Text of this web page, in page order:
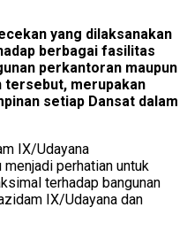
yang dilaksanakan
berbagai fasilitas
perkantoran maupun
tersebut, merupakan
setiap Dansat dalam
IX/Udayana
perhatian untuk
terhadap bangunan
IX/Udayana dan